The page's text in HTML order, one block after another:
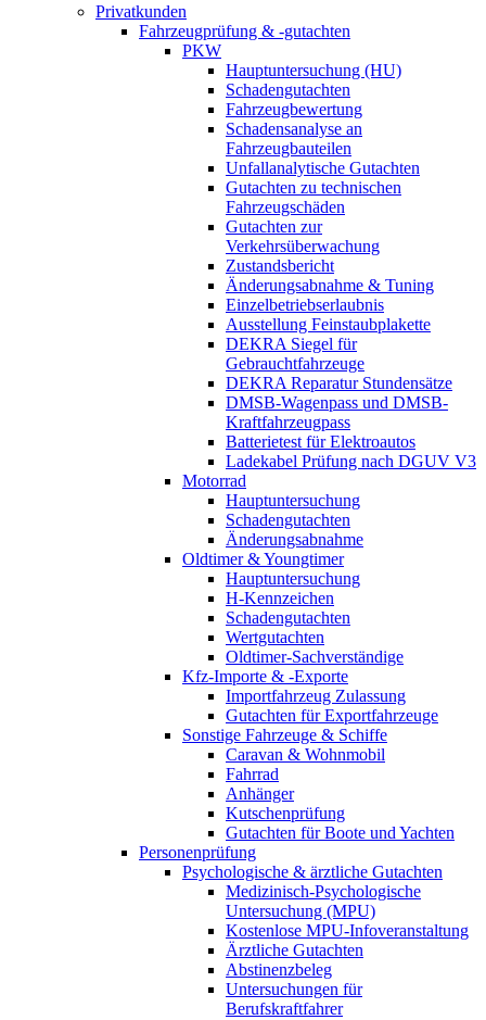
Privatkunden
Fahrzeugprüfung & -gutachten
PKW
Hauptuntersuchung (HU)
Schadengutachten
Fahrzeugbewertung
Schadensanalyse an
Fahrzeugbauteilen
Unfallanalytische Gutachten
Gutachten zu technischen
Fahrzeugschäden
Gutachten zur
Verkehrsüberwachung
Zustandsbericht
Änderungsabnahme & Tuning
Einzelbetriebserlaubnis
Ausstellung Feinstaubplakette
DEKRA Siegel für
Gebrauchtfahrzeuge
DEKRA Reparatur Stundensätze
DMSB-Wagenpass und DMSB-
Kraftfahrzeugpass
Batterietest für Elektroautos
Ladekabel Prüfung nach DGUV V3
Motorrad
Hauptuntersuchung
Schadengutachten
Änderungsabnahme
Oldtimer & Youngtimer
Hauptuntersuchung
H-Kennzeichen
Schadengutachten
Wertgutachten
Oldtimer-Sachverständige
Kfz-Importe & -Exporte
Importfahrzeug Zulassung
Gutachten für Exportfahrzeuge
Sonstige Fahrzeuge & Schiffe
Caravan & Wohnmobil
Fahrrad
Anhänger
Kutschenprüfung
Gutachten für Boote und Yachten
Personenprüfung
Psychologische & ärztliche Gutachten
Medizinisch-Psychologische
Untersuchung (MPU)
Kostenlose MPU-Infoveranstaltung
Ärztliche Gutachten
Abstinenzbeleg
Untersuchungen für
Berufskraftfahrer